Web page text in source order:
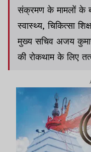
संक्रमण के मामलों के
स्वास्थ्य, चिकित्सा
मुख्य सचिव अजय
की रोकथाम के लिए